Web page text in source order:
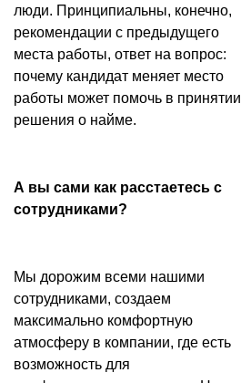
люди. Принципиальны, конечно,
рекомендации с предыдущего
места работы, ответ на вопрос:
почему кандидат меняет место
работы может помочь в принятии
решения о найме.
А вы сами как расстаетесь с
сотрудниками?
Мы дорожим всеми нашими
сотрудниками, создаем
максимально комфортную
атмосферу в компании, где есть
возможность для